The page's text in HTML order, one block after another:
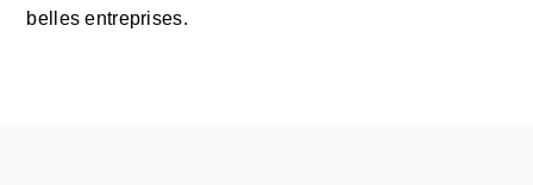
belles entreprises.